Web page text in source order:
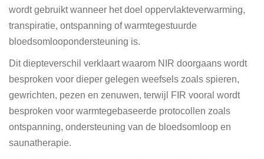
wordt gebruikt wanneer het doel oppervlakteverwarming,
transpiratie, ontspanning of warmtegestuurde
bloedsomloopondersteuning is.
Dit diepteverschil verklaart waarom NIR doorgaans wordt
besproken voor dieper gelegen weefsels zoals spieren,
gewrichten, pezen en zenuwen, terwijl FIR vooral wordt
besproken voor warmtegebaseerde protocollen zoals
ontspanning, ondersteuning van de bloedsomloop en
saunatherapie.